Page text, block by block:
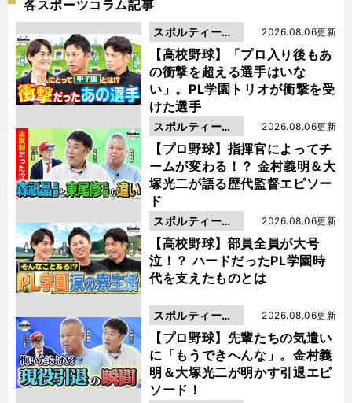
各スポーツコラム記事
【高校野球】「プロ入り後もあ
の衝撃を超える選手はいな
い」。PL学園トリオが衝撃を受
けた選手
2026.08.06更新
スポルティーバ
動画
【プロ野球】指揮官によってチ
ームが変わる！？ 金村義明＆大
塚光二が語る歴代監督エピソー
ド
2026.08.06更新
スポルティーバ
動画
【高校野球】部員全員が大号
泣！？ ハードだったPL学園時
代を支えたものとは
2026.08.06更新
スポルティーバ
動画
【プロ野球】先輩たちの気遣い
に「もうできへんな」。金村義
明＆大塚光二が明かす引退エピ
ソード！
2026.08.06更新
スポルティーバ
動画